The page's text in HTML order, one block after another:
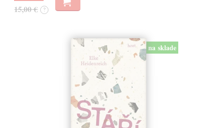
15,00 € ?
na sklade